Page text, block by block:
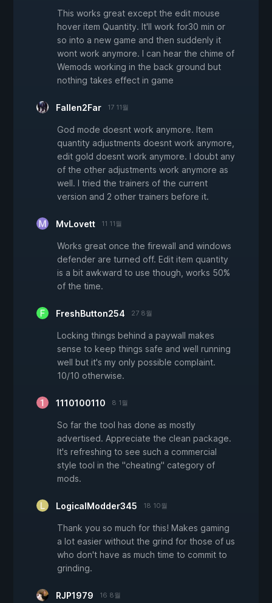
This works great except the edit mouse
hover item Quantity. It'll work for30 min or
so into a new game and then suddenly it
wont work anymore. I can hear the chime of
Wemods working in the back ground but
nothing takes effect in game
Fallen2Far 17 11월
God mode doesnt work anymore. Item
quantity adjustments doesnt work anymore,
edit gold doesnt work anymore. I doubt any
of the other adjustments work anymore as
well. I tried the trainers of the current
version and 2 other trainers before it.
MvLovett 11 11월
Works great once the firewall and windows
defender are turned off. Edit item quantity
is a bit awkward to use though, works 50%
of the time.
FreshButton254 27 8월
Locking things behind a paywall makes
sense to keep things safe and well running
well but it's my only possible complaint.
10/10 otherwise.
1110100110 8 1월
So far the tool has done as mostly
advertised. Appreciate the clean package.
It's refreshing to see such a commercial
style tool in the "cheating" category of
mods.
LogicalModder345 18 10월
Thank you so much for this! Makes gaming
a lot easier without the grind for those of us
who don't have as much time to commit to
grinding.
RJP1979 16 8월